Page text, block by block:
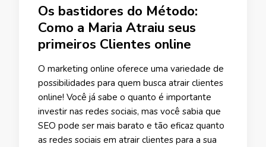
Os bastidores do Método:
Como a Maria Atraiu seus
primeiros Clientes online
O marketing online oferece uma variedade de
possibilidades para quem busca atrair clientes
online! Você já sabe o quanto é importante
investir nas redes sociais, mas você sabia que
SEO pode ser mais barato e tão eficaz quanto
as redes sociais em atrair clientes para a sua